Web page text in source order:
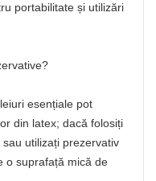
portabilitate și utilizări
esențiale pot
din latex; dacă folosiți
utilizați prezervativ
o suprafață mică de